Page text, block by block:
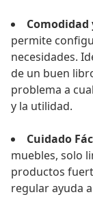
permite
necesidades.
de un buen
problema a
y la utilidad.
Cuidado
muebles, solo
productos
regular ayuda